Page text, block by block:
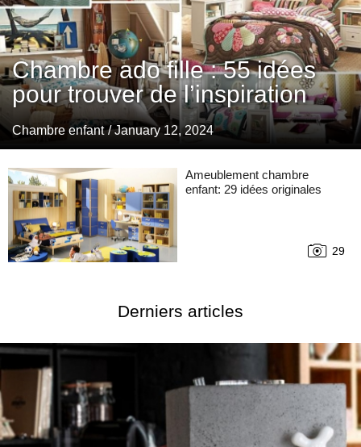
Chambre ado fille : 55 idées
pour trouver de l’inspiration
Chambre enfant / January 12, 2024
Ameublement chambre
enfant: 29 idées originales
29
Derniers articles